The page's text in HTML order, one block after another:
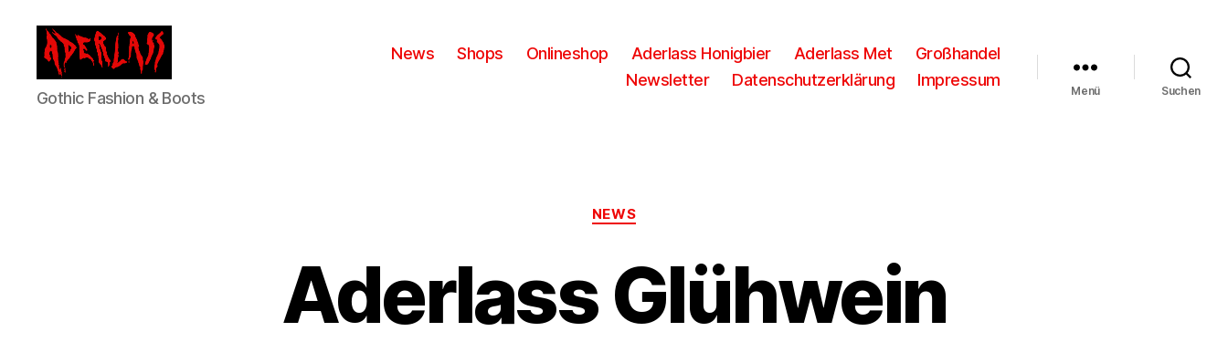
ADERLASS
Gothic Fashion & Boots
News Shops Onlineshop Aderlass Honigbier Aderlass Met
Großhandel
Newsletter
Datenschutzerklärung Impressum
Menü Suchen
Kategorien
NEWS
Aderlass Glühwein